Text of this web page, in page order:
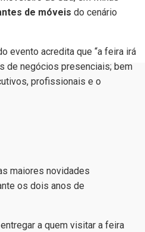
de móveis do cenário
evento acredita que “a feira irá
de negócios presenciais; bem
profissionais e o
maiores novidades
os dois anos de
a quem visitar a feira